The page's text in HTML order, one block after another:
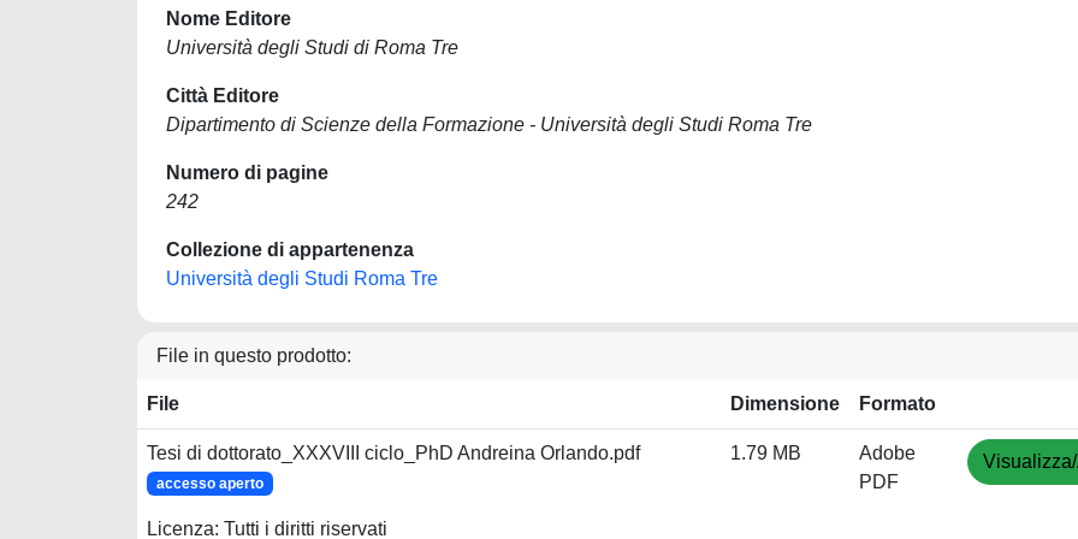
Nome Editore
Università degli Studi di Roma Tre
Città Editore
Dipartimento di Scienze della Formazione - Università degli Studi Roma Tre
Numero di pagine
242
Collezione di appartenenza
Università degli Studi Roma Tre
File in questo prodotto:
File Dimensione Formato
Tesi di dottorato_XXXVIII ciclo_PhD Andreina Orlando.pdf
accesso aperto
Licenza: Tutti i diritti riservati
1.79 MB
Adobe
PDF